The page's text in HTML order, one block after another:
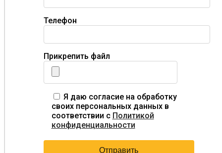
Телефон
Прикрепить файл
Я даю согласие на обработку
своих персональных данных в
соответствии с Политикой
конфиденциальности